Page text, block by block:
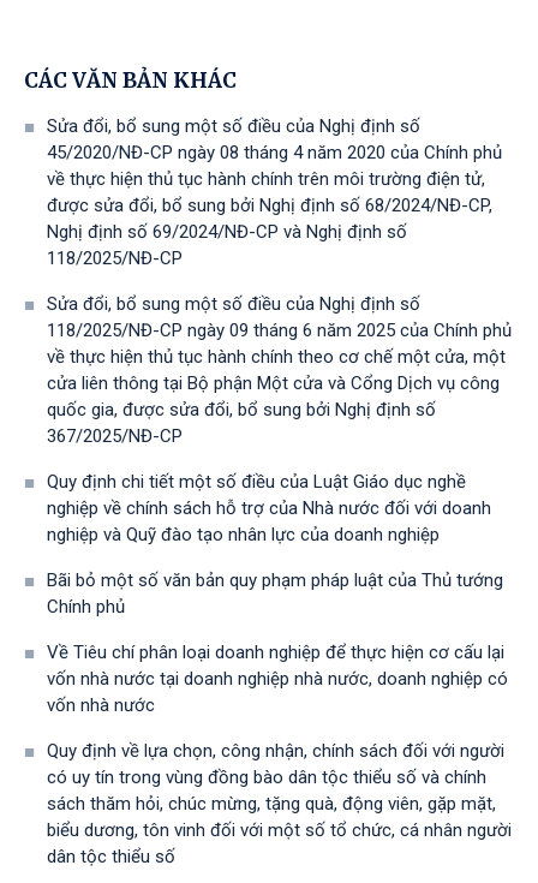
CÁC VĂN BẢN KHÁC
Sửa đổi, bổ sung một số điều của Nghị định số
45/2020/NĐ-CP ngày 08 tháng 4 năm 2020 của Chính phủ
về thực hiện thủ tục hành chính trên môi trường điện tử,
được sửa đổi, bổ sung bởi Nghị định số 68/2024/NĐ-CP,
Nghị định số 69/2024/NĐ-CP và Nghị định số
118/2025/NĐ-СР
Sửa đổi, bổ sung một số điều của Nghị định số
118/2025/NĐ-CP ngày 09 tháng 6 năm 2025 của Chính phủ
về thực hiện thủ tục hành chính theo cơ chế một cửa, một
cửa liên thông tại Bộ phận Một cửa và Cổng Dịch vụ công
quốc gia, được sửa đổi, bổ sung bởi Nghị định số
367/2025/NĐ-СР
Quy định chi tiết một số điều của Luật Giáo dục nghề
nghiệp về chính sách hỗ trợ của Nhà nước đối với doanh
nghiệp và Quỹ đào tạo nhân lực của doanh nghiệp
Bãi bỏ một số văn bản quy phạm pháp luật của Thủ tướng
Chính phủ
Về Tiêu chí phân loại doanh nghiệp để thực hiện cơ cấu lại
vốn nhà nước tại doanh nghiệp nhà nước, doanh nghiệp có
vốn nhà nước
Quy định về lựa chọn, công nhận, chính sách đối với người
có uy tín trong vùng đồng bào dân tộc thiểu số và chính
sách thăm hỏi, chúc mừng, tặng quà, động viên, gặp mặt,
biểu dương, tôn vinh đối với một số tổ chức, cá nhân người
dân tộc thiểu số